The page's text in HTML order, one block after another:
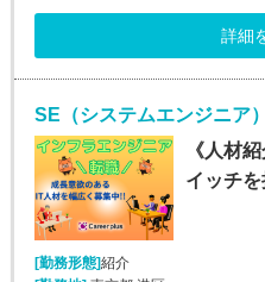
詳細
《人材
イッチ
[勤務形態]紹介